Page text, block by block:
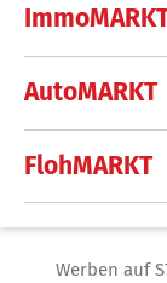
AutoMARKT
FlohMARKT
Werben auf